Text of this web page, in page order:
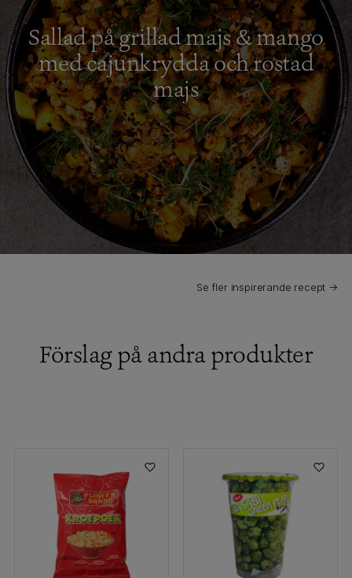
Sallad på grillad majs & mango
med cajunkrydda och rostad
majs
Se fler inspirerande recept →
Förslag på andra produkter